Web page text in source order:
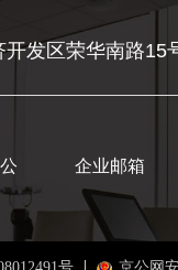
发区荣华南路15
企业邮箱